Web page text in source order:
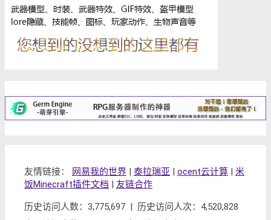
友情链接： 网易我的世界 泰拉瑞亚 ocent云计算
米
饭Minecraft插件文档
友链合作
历史访问人数：3,775,697 | 历史访问人次：4,520,828